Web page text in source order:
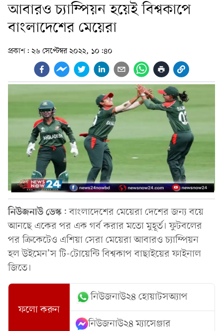
আবারও চ্যাম্পিয়ন হয়েই বিশ্বকাপে
বাংলাদেশের মেয়েরা
প্রকাশ: ২৬ সেপ্টেম্বর ২০২২, ১০:৪০
নিউজনাউডেস্ক : বাংলাদেশের মেয়েরা দেশের জন্য বয়ে
আনছে একের পর এক গর্ব করার মতো মুহূর্ত। ফুটবলের
পর ক্রিকেটেও এশিয়া সেরা মেয়েরা আবারও চ্যাম্পিয়ন
হল উইমেন’স টি-টোয়েন্টি বিশ্বকাপ বাছাইয়ের ফাইনাল
জিতে।
ফলো করুন
নিউজনাউ২৪ হোয়াটসঅ্যাপ
নিউজনাউ২৪ ম্যাসেঞ্জার